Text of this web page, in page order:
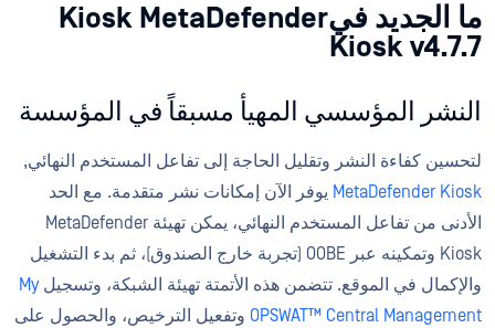
ما الجديد فيKiosk MetaDefender
Kiosk v4.7.7
النشر المؤسسي المهيأ مسبقاً في المؤسسة
لتحسين كفاءة النشر وتقليل الحاجة إلى تفاعل المستخدم النهائي,
MetaDefender Kiosk يوفر الآن إمكانات نشر متقدمة. مع الحد
الأدنى من تفاعل المستخدم النهائي، يمكن تهيئة MetaDefender
Kiosk وتمكينه عبر OOBE (تجربة خارج الصندوق)، ثم بدء التشغيل
والإكمال في الموقع. تتضمن هذه الأتمتة تهيئة الشبكة، وتسجيلMy
OPSWAT™ Central Management وتفعيل الترخيص، والحصول على